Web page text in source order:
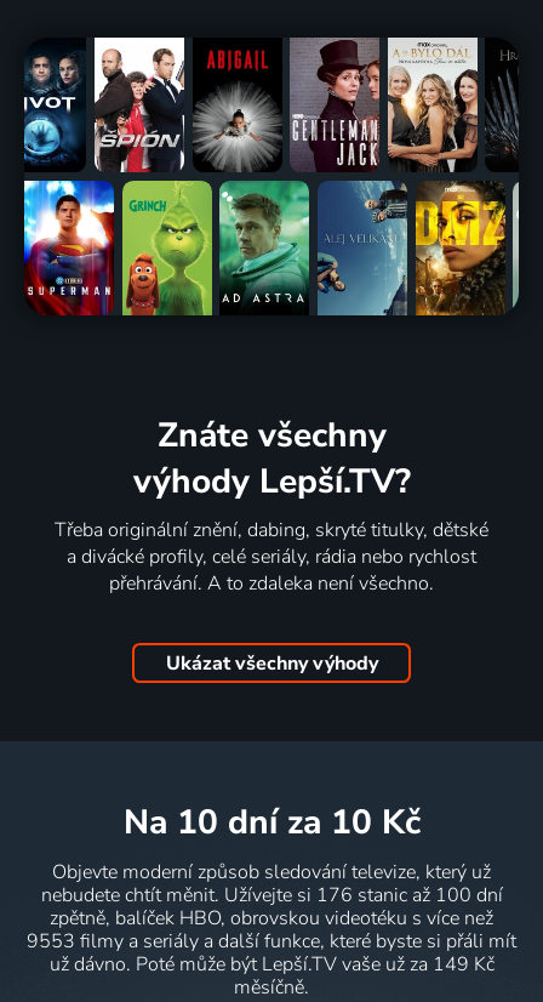
Znáte všechny
výhody Lepší.TV?
Třeba originální znění, dabing, skryté titulky, dětské
a divácké profily, celé seriály, rádia nebo rychlost
přehrávání. A to zdaleka není všechno.
Ukázat všechny výhody
na 10 dní za 10 Kč
Objevte moderní způsob sledování televize, který už
nebudete chtít měnit. Užívejte si 176 stanic až 100 dní
zpětně, balíček HBO, obrovskou videotéku s více než
9553 filmy a seriály a další funkce, které byste si přáli mít
už dávno. Poté může být Lepší.TV vaše už za 149 Kč
měsíčně.